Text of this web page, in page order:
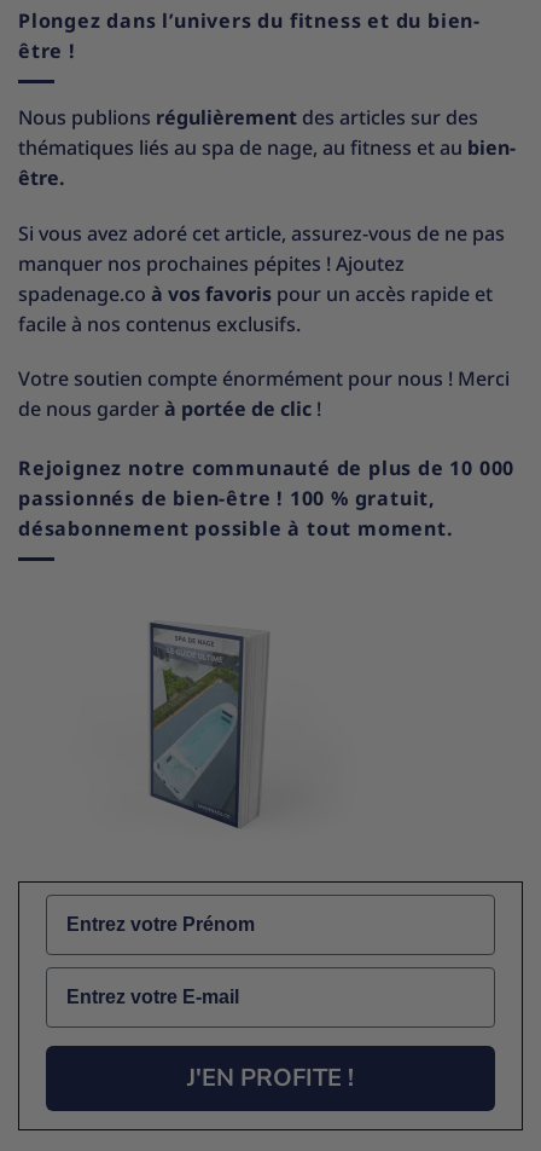
Plongez dans l’univers du fitness et du bien-
être !
Nous publions régulièrement des articles sur des
thématiques liés au spa de nage, au fitness et au bien-
être.
Si vous avez adoré cet article, assurez-vous de ne pas
manquer nos prochaines pépites ! Ajoutez
spadenage.co à vos favoris pour un accès rapide et
facile à nos contenus exclusifs.
Votre soutien compte énormément pour nous ! Merci
de nous garderà portée de clic !
Rejoignez notre communauté de plus de 10 000
passionnés de bien-être ! 100 % gratuit,
désabonnement possible à tout moment.
Name
Email
J'EN PROFITE !